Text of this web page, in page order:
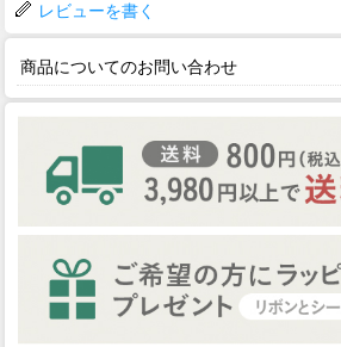
レビューを書く
商品についてのお問い合わせ